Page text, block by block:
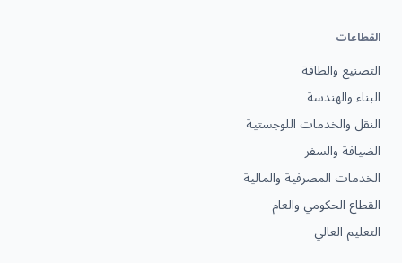
القطاعات
التصنيع والطاقة
البناء والهندسة
النقل والخدمات اللوجستية
الضيافة والسفر
الخدمات المصرفية والمالية
القطاع الحكومي والعام
التعليم العالي